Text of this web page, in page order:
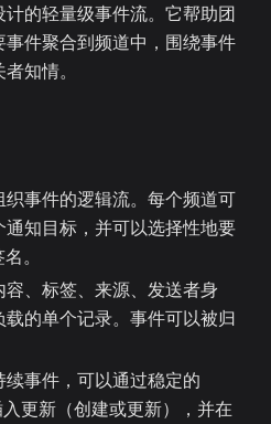
的轻量级事件流。它帮助团
件聚合到频道中，围绕事件
知情。
事件的逻辑流。每个频道可
知目标，并可以选择性地要
。
、标签、来源、发送者身
的单个记录。事件可以被归
事件，可以通过稳定的
更新（创建或更新），并在